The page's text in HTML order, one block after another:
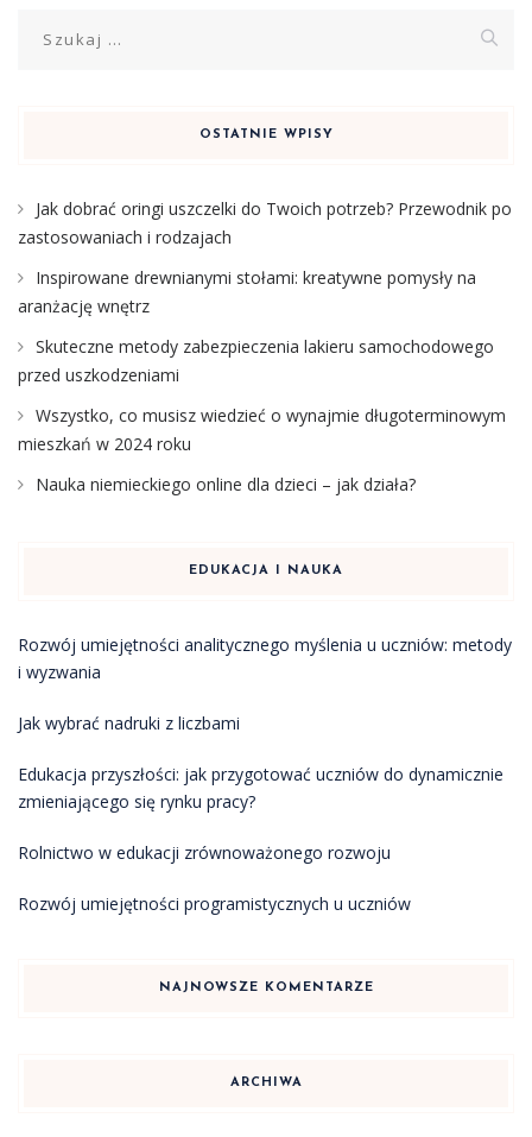
OSTATNIE WPISY
Jak dobrać oringi uszczelki do Twoich potrzeb? Przewodnik po
zastosowaniach i rodzajach
Inspirowane drewnianymi stołami: kreatywne pomysły na
aranżację wnętrz
Skuteczne metody zabezpieczenia lakieru samochodowego
przed uszkodzeniami
Wszystko, co musisz wiedzieć o wynajmie długoterminowym
mieszkań w 2024 roku
Nauka niemieckiego online dla dzieci – jak działa?
EDUKACJA I NAUKA
Rozwój umiejętności analitycznego myślenia u uczniów: metody
i wyzwania
Jak wybrać nadruki z liczbami
Edukacja przyszłości: jak przygotować uczniów do dynamicznie
zmieniającego się rynku pracy?
Rolnictwo w edukacji zrównoważonego rozwoju
Rozwój umiejętności programistycznych u uczniów
NAJNOWSZE KOMENTARZE
ARCHIWA